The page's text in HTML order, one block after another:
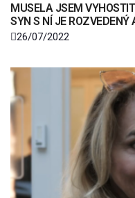
MUSELA JSEM
SYN S NÍ JE
26/07/2022